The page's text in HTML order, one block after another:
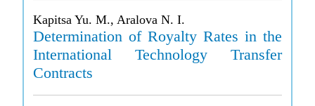
Kapitsa Yu. M., Aralova N. I.
Determination of Royalty Rates in the
International Technology Transfer
Contracts